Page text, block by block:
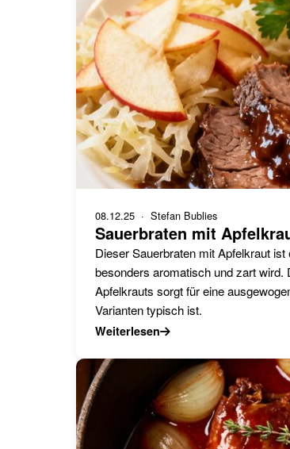
08.12.25 · Stefan Bublies
Sauerbraten mit
Dieser Sauerbraten mit Apfelkraut
besonders aromatisch und zart
Apfelkrauts sorgt für eine
Varianten typisch ist.
Weiterlesen